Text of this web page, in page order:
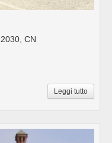
CN
Leggi tutto